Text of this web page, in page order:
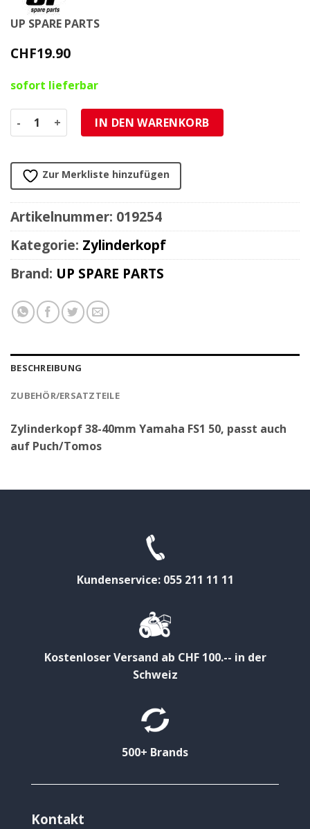
UP SPARE PARTS
CHF19.90
sofort lieferbar
Zylinderkopf 38-40mm Yamaha FS1 50, passt auch auf
IN DEN WARENKORB
Zur Merkliste hinzufügen
Artikelnummer: 019254
Kategorie: Zylinderkopf
Brand: UP SPARE PARTS
BESCHREIBUNG
ZUBEHÖR/ERSATZTEILE
Zylinderkopf 38-40mm Yamaha FS1 50, passt auch
auf Puch/Tomos
Kundenservice: 055 211 11 11
Kostenloser Versand ab CHF 100.-- in der
Schweiz
500+ Brands
Kontakt